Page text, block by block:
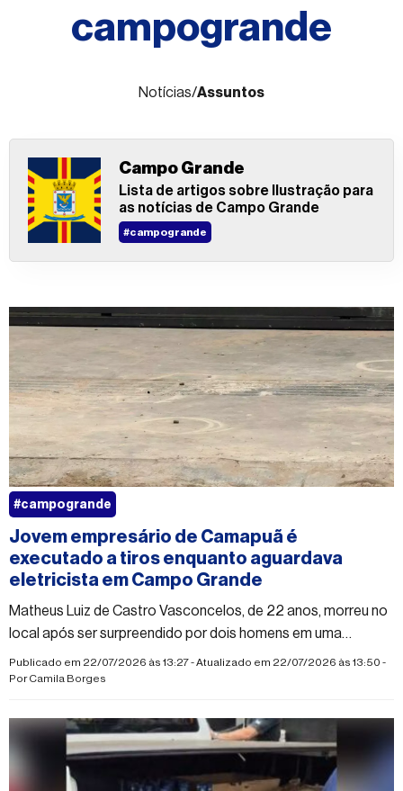
campogrande
Notícias/Assuntos
Campo Grande
Lista de artigos sobre Ilustração para
as notícias de Campo Grande
#campogrande
Jovem empresário de Camapuã é
executado a tiros enquanto aguardava
eletricista em Campo Grande
Matheus Luiz de Castro Vasconcelos, de 22 anos, morreu no
local após ser surpreendido por dois homens em uma
motocicleta; polícia apura se o crime tem relação com
agiotagem
Publicado em 22/07/2026 às 13:27 - Atualizado em 22/07/2026 às 13:50 -
PorCamila Borges
#campogrande